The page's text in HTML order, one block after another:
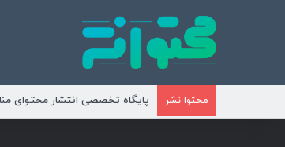
محتوا نشر پایگاه تخصصی انتشار محتوای